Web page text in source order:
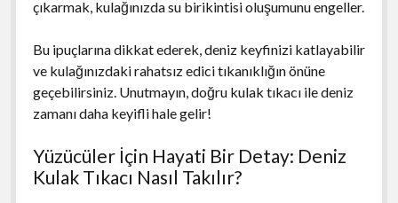
çıkarmak, kulağınızda su birikintisi oluşumunu engeller.
Bu ipuçlarına dikkat ederek, deniz keyfinizi katlayabilir
ve kulağınızdaki rahatsız edici tıkanıklığın önüne
geçebilirsiniz. Unutmayın, doğru kulak tıkacı ile deniz
zamanı daha keyifli hale gelir!
Yüzücüler İçin Hayati Bir Detay: Deniz
Kulak Tıkacı Nasıl Takılır?